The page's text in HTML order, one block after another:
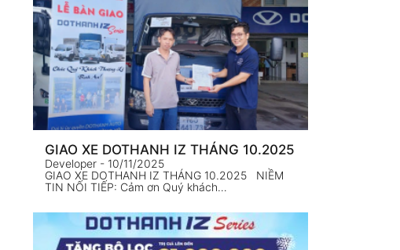
GIAO XE DOTHANH IZ THÁNG 10.2025
Developer - 10/11/2025
GIAO XE DOTHANH IZ THÁNG 10.2025 NIỀM
TIN NỐI TIẾP: Cảm ơn Quý khách…